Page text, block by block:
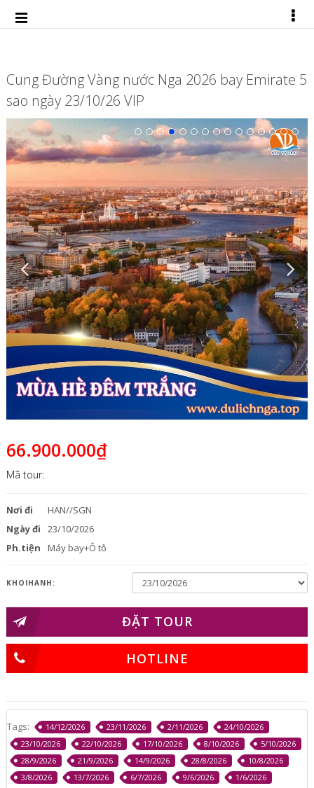
Cung Đường Vàng nước Nga 2026 bay Emirate 5
sao ngày 23/10/26 VIP
66.900.000₫
Mã tour:
Nơi đi
HAN//SGN
Ngày đi
23/10/2026
Ph.tiện
Máy bay+Ô tô
KHOIHANH:
ĐẶT TOUR
HOTLINE
Tags: 14/12/2026 23/11/2026 2/11/2026
24/10/2026
23/10/2026
22/10/2026 17/10/2026 8/10/2026
5/10/2026
28/9/2026
21/9/2026 14/9/2026 28/8/2026
10/8/2026
3/8/2026
13/7/2026 6/7/2026 9/6/2026
1/6/2026